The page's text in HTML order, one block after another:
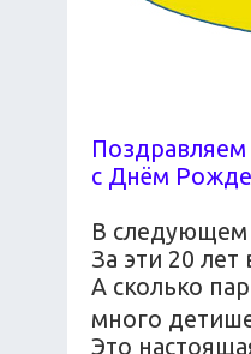
Поздравляем
с Днём
В следующем
За эти 20
А сколько
много
Это